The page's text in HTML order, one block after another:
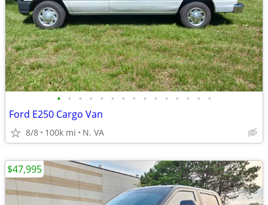
• • • • • • • • • • • • • • •
Ford E250 Cargo Van
8/8 100k mi N. VA
$47,995